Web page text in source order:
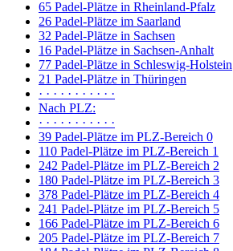
65 Padel-Plätze in Rheinland-Pfalz
26 Padel-Plätze im Saarland
32 Padel-Plätze in Sachsen
16 Padel-Plätze in Sachsen-Anhalt
77 Padel-Plätze in Schleswig-Holstein
21 Padel-Plätze in Thüringen
· · · · · · · · · · ·
Nach PLZ:
· · · · · · · · · · ·
39 Padel-Plätze im PLZ-Bereich 0
110 Padel-Plätze im PLZ-Bereich 1
242 Padel-Plätze im PLZ-Bereich 2
180 Padel-Plätze im PLZ-Bereich 3
378 Padel-Plätze im PLZ-Bereich 4
241 Padel-Plätze im PLZ-Bereich 5
166 Padel-Plätze im PLZ-Bereich 6
205 Padel-Plätze im PLZ-Bereich 7